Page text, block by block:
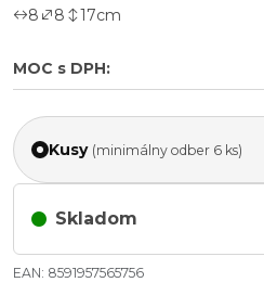
8 8 17cm
MOC s DPH:
Kusy (minimálny odber 6 ks)
Skladom
EAN: 8591957565756